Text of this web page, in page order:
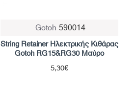
Gotoh 590014
String Retainer Ηλεκτρικής Κιθάρας
Gotoh RG15&RG30 Μαύρο
5,30€